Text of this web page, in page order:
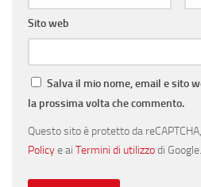
Sito web
Salva il mio nome, email e sito
la prossima volta che commento.
Questo sito è protetto da
Policye ai Termini di utilizzodi Google.